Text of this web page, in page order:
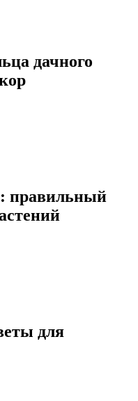
дачного
правильный
для